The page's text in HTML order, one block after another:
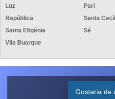
Luz
Pari
República
Santa
Santa Efigênia
Sé
Vila Buarque
Gostaria de